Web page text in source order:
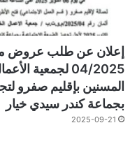
إعلان عن طلب عروض
04/2025 لجمعية
المسنين بإقليم صفرو
بجماعة كندر سيدي خيار
2025-09-21